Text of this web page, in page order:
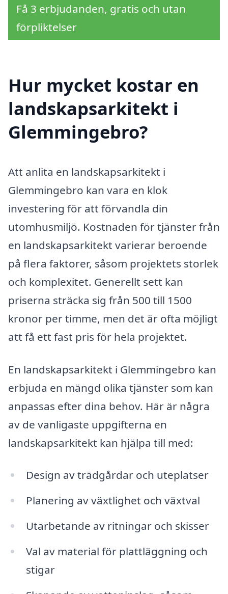
Få 3 erbjudanden, gratis och utan
förpliktelser
Hur mycket kostar en
landskapsarkitekt i
Glemmingebro?
Att anlita en landskapsarkitekt i
Glemmingebro kan vara en klok
investering för att förvandla din
utomhusmiljö. Kostnaden för tjänster från
en landskapsarkitekt varierar beroende
på flera faktorer, såsom projektets storlek
och komplexitet. Generellt sett kan
priserna sträcka sig från 500 till 1500
kronor per timme, men det är ofta möjligt
att få ett fast pris för hela projektet.
En landskapsarkitekt i Glemmingebro kan
erbjuda en mängd olika tjänster som kan
anpassas efter dina behov. Här är några
av de vanligaste uppgifterna en
landskapsarkitekt kan hjälpa till med:
Design av trädgårdar och uteplatser
Planering av växtlighet och växtval
Utarbetande av ritningar och skisser
Val av material för plattläggning och
stigar